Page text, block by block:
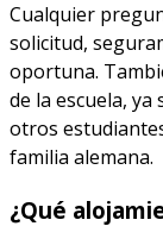
Cualquier
solicitud,
oportuna.
de la escuela,
otros
familia alemana.
¿Qué